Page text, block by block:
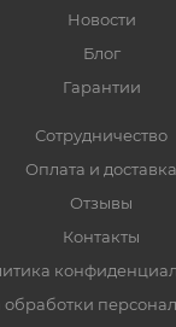
Новости
Блог
Гарантии
Сотрудничество
Оплата и доставка
Отзывы
Контакты
обработки